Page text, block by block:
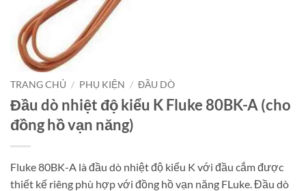
TRANG CHỦ / PHỤ KIỆN / ĐẦU DÒ
Đầu dò nhiệt độ kiểu K Fluke 80BK-A (cho
đồng hồ vạn năng)
Fluke 80BK-A là đầu dò nhiệt độ kiểu K với đầu cắm được
thiết kế riêng phù hợp với đồng hồ vạn năng FLuke. Đầu dò